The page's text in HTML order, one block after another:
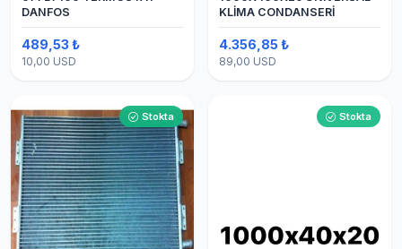
DANFOS
489,53 ₺
10,00 USD
KLİMA CONDANSERİ
4.356,85 ₺
89,00 USD
Stokta Stokta